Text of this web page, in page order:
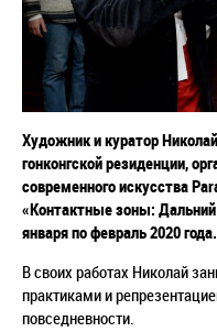
Художник и куратор
гонконгской резиденции,
современного искусства
«Контактные зоны:
января по февраль 2020 года.
В своих работах Николай
практиками и
повседневности.